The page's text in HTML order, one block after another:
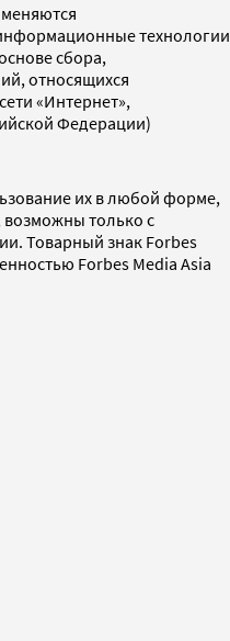
технологии
сбора,
относящихся
«Интернет»,
Федерации)
их в любой форме,
возможны только с
Товарный знак Forbes
Forbes Media Asia